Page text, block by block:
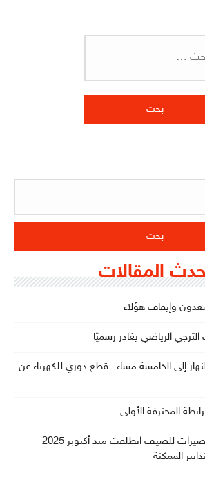
المقالات
وإيقاف هؤلاء
الترجي الرياضي يغادر رسميًا
إلى الخامسة مساء.. قطع دوري للكهرباء عن
المحترفة الأولى
مسؤولة بالستاغ: التحضيرات للصيف انطلقت منذ أكتوبر 2025
الممكنة